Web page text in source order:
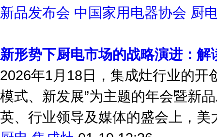
新品发布会 中国家用电器协会 厨
新形势下厨电市场的战略演进：
2026年1月18日，集成灶行业的开
模式、新发展”为主题的年会暨新
英、行业领导及媒体的盛会上，美